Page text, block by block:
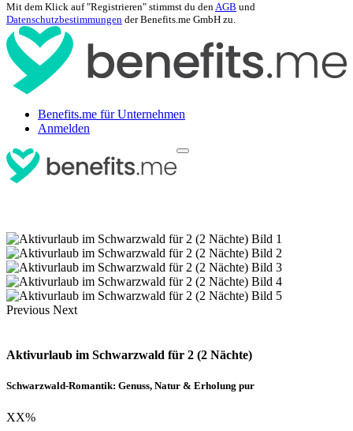
Mit dem Klick auf "Registrieren" stimmst du denAGB und
Datenschutzbestimmungen der Benefits.me GmbH zu.
Benefits.me für Unternehmen
Anmelden
Previous Next
Aktivurlaub im Schwarzwald für 2 (2 Nächte)
Schwarzwald-Romantik: Genuss, Natur & Erholung pur
XX%